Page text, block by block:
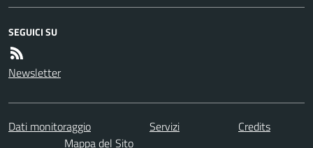
SEGUICI SU
Newsletter
Dati monitoraggio Servizi
Credits
Mappa del Sito